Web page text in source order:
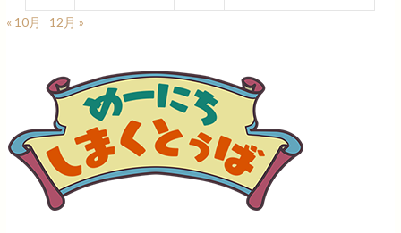
« 10月
12月 »